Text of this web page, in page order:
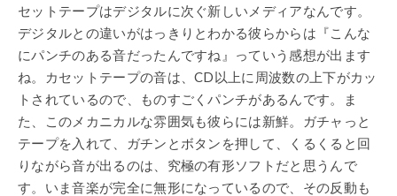
セットテープはデジタルに次ぐ新しいメディアなんです。
デジタルとの違いがはっきりとわかる彼らからは『こんな
にパンチのある音だったんですね』っていう感想が出ます
ね。カセットテープの音は、CD以上に周波数の上下がカッ
トされているので、ものすごくパンチがあるんです。ま
た、このメカニカルな雰囲気も彼らには新鮮。ガチャっと
テープを入れて、ガチンとボタンを押して、くるくると回
りながら音が出るのは、究極の有形ソフトだと思うんで
す。いま音楽が完全に無形になっているので、その反動も